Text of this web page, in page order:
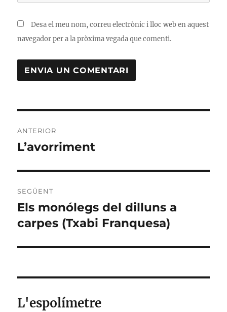
Desa el meu nom, correu electrònic i lloc web en aquest
navegador per a la pròxima vegada que comenti.
d'entrades
ANTERIOR
Entrada
L’avorriment
SEGÜENT
Entrada
següent:
Els monólegs del dilluns a
carpes (Txabi Franquesa)
L'espolímetre